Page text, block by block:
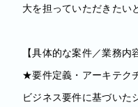
大を担っていただきたい
【具体的な案件／業務内
★要件定義・アーキテク
ビジネス要件に基づいた